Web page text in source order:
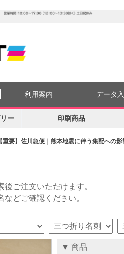
【重要】佐川急便｜熊本地震に伴う集配への
利用案内 データ
ー 印刷商品
ご注文いただけます。
などご確認ください。
▼ 商品